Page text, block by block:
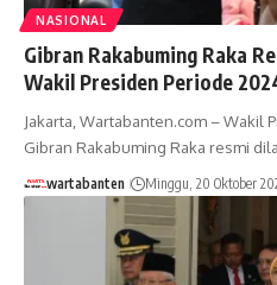
NASIONAL
Gibran Rakabuming Raka
Wakil Presiden Periode
Jakarta, Wartabanten.com – Wakil
Gibran Rakabuming Raka resmi
wartabanten Minggu, 20 Oktober